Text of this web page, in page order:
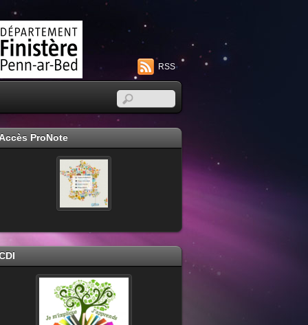
RSS
Accès ProNote